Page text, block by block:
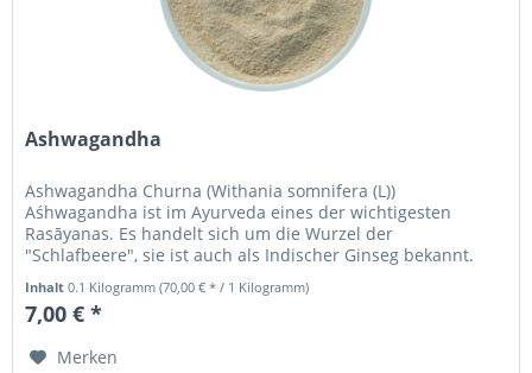
Ashwagandha
Ashwagandha Churna (Withania somnifera (L))
Aśhwagandha ist im Ayurveda eines der wichtigesten
Rasāyanas. Es handelt sich um die Wurzel der
"Schlafbeere", sie ist auch als Indischer Ginseg bekannt.
Inhalt0.1 Kilogramm(70,00 € * / 1 Kilogramm)
7,00 € *
Merken